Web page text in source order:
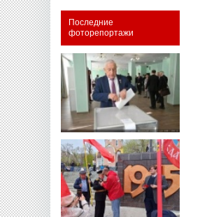
Последние
фоторепортажи